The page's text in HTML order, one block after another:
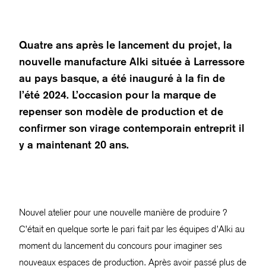
Quatre ans après le lancement du projet, la
nouvelle manufacture Alki située à Larressore
au pays basque, a été inauguré à la fin de
l’été 2024. L’occasion pour la marque de
repenser son modèle de production et de
confirmer son virage contemporain entreprit il
y a maintenant 20 ans.
Nouvel atelier pour une nouvelle manière de produire ?
C’était en quelque sorte le pari fait par les équipes d’Alki au
moment du lancement du concours pour imaginer ses
nouveaux espaces de production. Après avoir passé plus de